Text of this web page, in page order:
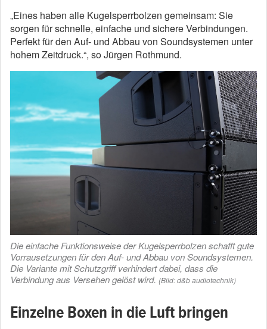
„Eines haben alle Kugelsperrbolzen gemeinsam: Sie
sorgen für schnelle, einfache und sichere Verbindungen.
Perfekt für den Auf- und Abbau von Soundsystemen unter
hohem Zeitdruck.“, so Jürgen Rothmund.
Die einfache Funktionsweise der Kugelsperrbolzen schafft gute
Vorrausetzungen für den Auf- und Abbau von Soundsystemen.
Die Variante mit Schutzgriff verhindert dabei, dass die
Verbindung aus Versehen gelöst wird. (Bild: d&b audiotechnik)
Einzelne Boxen in die Luft bringen